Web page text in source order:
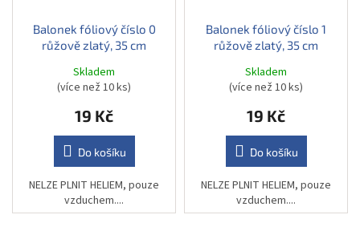
Balonek fóliový číslo 0
růžově zlatý, 35 cm
Skladem
(více než 10 ks)
19 Kč
Do košíku
NELZE PLNIT HELIEM, pouze
vzduchem....
Balonek fóliový číslo 1
růžově zlatý, 35 cm
Skladem
(více než 10 ks)
19 Kč
Do košíku
NELZE PLNIT HELIEM, pouze
vzduchem....